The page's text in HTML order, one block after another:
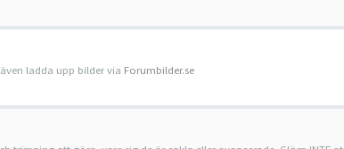
ladda upp bilder via Forumbilder.se